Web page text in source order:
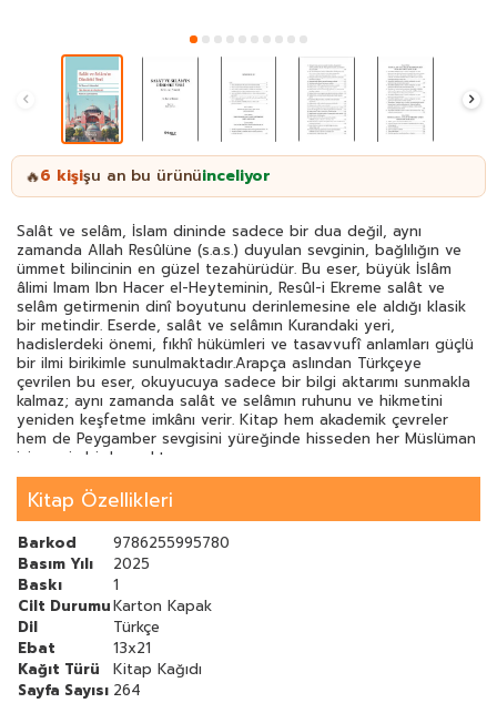
🔥6 kişişu an bu ürünüinceliyor
Salât ve selâm, İslam dininde sadece bir dua değil, aynı
zamanda Allah Resûlüne (s.a.s.) duyulan sevginin, bağlılığın ve
ümmet bilincinin en güzel tezahürüdür. Bu eser, büyük İslâm
âlimi Imam Ibn Hacer el-Heyteminin, Resûl-i Ekreme salât ve
selâm getirmenin dinî boyutunu derinlemesine ele aldığı klasik
bir metindir. Eserde, salât ve selâmın Kurandaki yeri,
hadislerdeki önemi, fıkhî hükümleri ve tasavvufî anlamları güçlü
bir ilmi birikimle sunulmaktadır.Arapça aslından Türkçeye
çevrilen bu eser, okuyucuya sadece bir bilgi aktarımı sunmakla
kalmaz; aynı zamanda salât ve selâmın ruhunu ve hikmetini
yeniden keşfetme imkânı verir. Kitap hem akademik çevreler
hem de Peygamber sevgisini yüreğinde hisseden her Müslüman
için eşsiz bir kaynaktır.
Kitap Özellikleri
Barkod
9786255995780
Basım Yılı
2025
Baskı
1
Cilt DurumuKarton Kapak
Dil
Türkçe
Ebat
13x21
Kağıt Türü
Kitap Kağıdı
Sayfa Sayısı 264